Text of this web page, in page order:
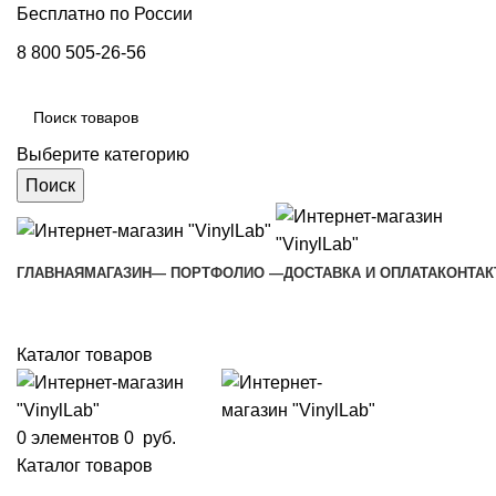
Бесплатно по России
8 800 505-26-56
Выберите категорию
Поиск
ГЛАВНАЯ МАГАЗИН— ПОРТФОЛИО —ДОСТАВКА И ОПЛАТА
Каталог товаров
0 элементов 0 руб.
Каталог товаров